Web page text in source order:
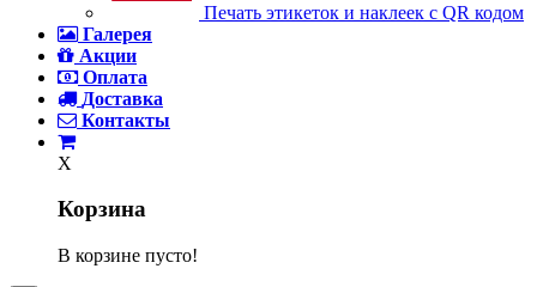
Печать этикеток и наклеек с QR кодом
Галерея
Акции
Оплата
Доставка
Контакты
X
Корзина
В корзине пусто!